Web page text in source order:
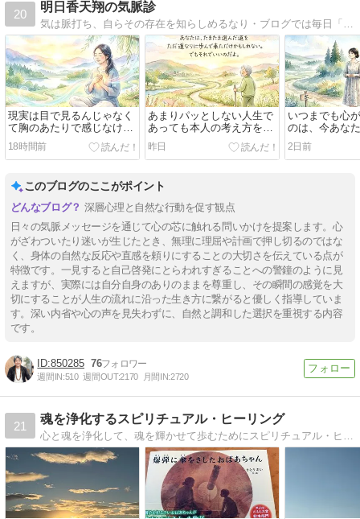
20
明日香天翔の気脈診
気は脈打ち、自らその存在を知らしめるなり・ブログでは毎日「今朝の気脈メッセージ」を公開中！
現実は目で見るんじゃなく
て胸のあたりで感じなけれ
ばならない
18時間前
あまりパッとしない人生で
あっても本人の考え方を変
えることが出来たなら、そ
のパッとしない人生を歩ん
でいる自分を面白がって生
です
昨日
いつまでも心
のは、今あな
は納得のいく
ないからだ
2日前
このブログのここがポイント
深層心理と自然な行動を促す観点
日々の気脈メッセージを通じて心の芯に触れる問いかけを提案します。心
がざわついたり迷いが生じたとき、無理に理屈や計画で押し切るのではな
く、身体の自然な反応や直感を頼りにすることの大切さを伝えている点が
特徴です。一見すると自己啓発にとらわれすぎることへの警鐘のように見
えますが、実際には自分自身のありのままを尊重し、その瞬間の感覚を大
切にすることが人生の流れに沿った生き方に繋がると優しく指導していま
す。深い内省や心の声を見失わずに、自然と調和した選択を重視する内容
です。
850285 76
週間IN:510 週間OUT:2170 月間IN:2720
21
魂を浄化するスピリチュアル・ヒーリング